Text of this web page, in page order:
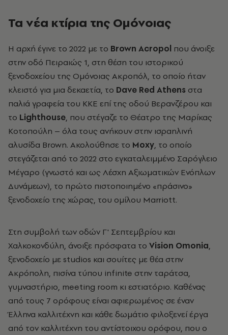
Τα νέα κτίρια της Ομόνοιας
Η αρχή έγινε το 2022 με το Βrown Acropol που άνοιξε
στην οδό Πειραιώς 1, στη θέση του ιστορικού
ξενοδοχείου της Ομόνοιας Ακροπόλ, το οποίο ήταν
κλειστό για μια δεκαετία, το Dave Red Athens στα
παλιά γραφεία του ΚΚΕ επί της οδού Βερανζέρου και
το Lighthouse, που στέγαζε το Θέατρο της Μαρίκας
Κοτοπούλη – όλα τους ανήκουν στην ισραηλινή
αλυσίδα Brown. Ακολούθησε το Moxy, το οποίο
στεγάζεται από το 2022 στο εγκαταλειμμένο Σαρόγλειο
Μέγαρο (γνωστό και ως Λέσχη Αξιωματικών Ενόπλων
Δυνάμεων), το πρώτο πιστοποιημένο «πράσινο»
ξενοδοχείο της χώρας, του ομίλου Marriott.
Στη συμβολή των οδών Γ' Σεπτεμβρίου και
Χαλκοκονδύλη, άνοιξε πρόσφατα το Vision Omonia,
ξενοδοχείο με studios και σουίτες με θέα στην
Ακρόπολη, πισίνα τύπου infinite στην ταράτσα,
γυμναστήριο, meeting room κι εστιατόριο. Καθένας
από τους 7 ορόφους είναι αφιερωμένος σε έναν
Έλληνα καλλιτέχνη και κάθε δωμάτιο φιλοξενεί έργα
από τον καλλιτέχνη του αντίστοιχου ορόφου, που ο